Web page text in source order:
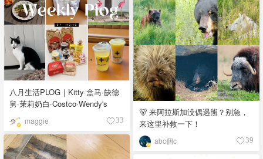
八月生活PLOG｜Kitty·盒马·缺德
舅·茉莉奶白·Costco·Wendy's
maggie 33
🐻 来阿拉斯加没偶遇熊？别急，
来这里补救一下！
abc個c 39